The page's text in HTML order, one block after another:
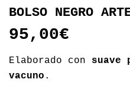
BOLSO NEGRO
95,00€
Elaborado con suave
vacuno .